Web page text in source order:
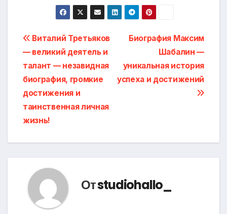
Навигация
по
записям
Биография Максим
Шабалин —
уникальная история
успеха и достижений
Виталий Третьяков
— великий деятель и
талант — незавидная
биография, громкие
достижения и
таинственная личная
жизнь!
Отstudiohallo_